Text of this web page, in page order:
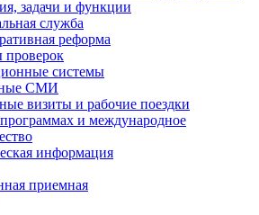
задачи и функции
служба
реформа
проверок
системы
СМИ
визиты и рабочие поездки
и международное
информация
приемная